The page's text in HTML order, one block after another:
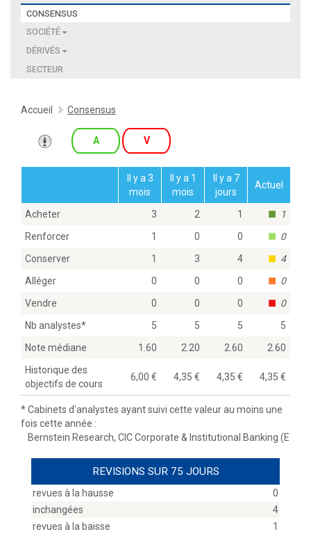
CONSENSUS
SOCIÉTÉ
DÉRIVÉS
SECTEUR
Accueil Consensus
A V
Il y a 3
mois
Il y a 1
mois
Il y a 7
jours
Actuel
Acheter 3 2 1
1
Renforcer
1 0 0
0
Conserver
1 3 4
4
Alléger
0 0 0
0
Vendre
0 0 0
0
Nb analystes* 5 5 5
5
Note médiane
1.60 2.20 2.60
2.60
Historique des
objectifs de cours
6,00 4,35 4,35 4,35
*Cabinets d'analystes ayant suivi cette valeur au moins une
fois cette année :
Bernstein Research, CIC Corporate & Institutional Banking (E
REVISIONS SUR 75 JOURS
revues à la hausse
0
inchangées
4
revues à la baisse
1